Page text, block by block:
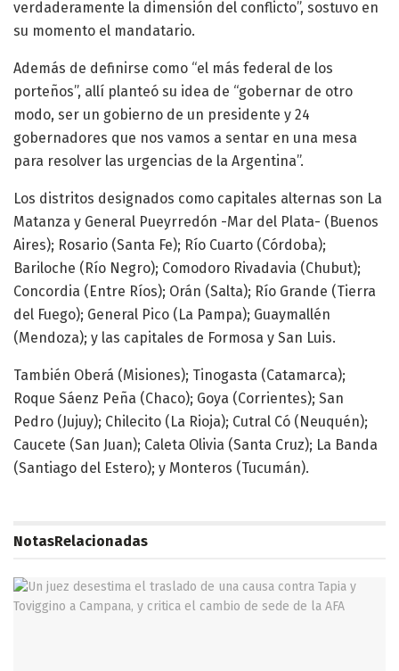
verdaderamente la dimensión del conflicto”, sostuvo en
su momento el mandatario.
Además de definirse como “el más federal de los
porteños”, allí planteó su idea de “gobernar de otro
modo, ser un gobierno de un presidente y 24
gobernadores que nos vamos a sentar en una mesa
para resolver las urgencias de la Argentina”.
Los distritos designados como capitales alternas son La
Matanza y General Pueyrredón -Mar del Plata- (Buenos
Aires); Rosario (Santa Fe); Río Cuarto (Córdoba);
Bariloche (Río Negro); Comodoro Rivadavia (Chubut);
Concordia (Entre Ríos); Orán (Salta); Río Grande (Tierra
del Fuego); General Pico (La Pampa); Guaymallén
(Mendoza); y las capitales de Formosa y San Luis.
También Oberá (Misiones); Tinogasta (Catamarca);
Roque Sáenz Peña (Chaco); Goya (Corrientes); San
Pedro (Jujuy); Chilecito (La Rioja); Cutral Có (Neuquén);
Caucete (San Juan); Caleta Olivia (Santa Cruz); La Banda
(Santiago del Estero); y Monteros (Tucumán).
NotasRelacionadas